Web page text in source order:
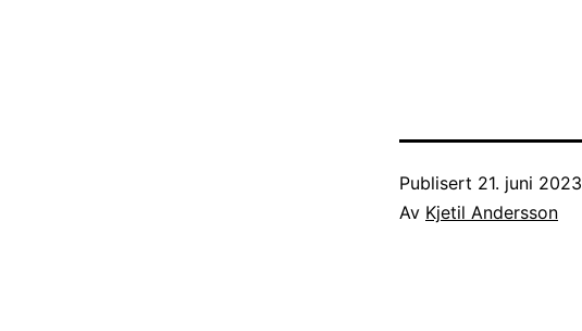
Publisert 21. juni 2023
Av Kjetil Andersson